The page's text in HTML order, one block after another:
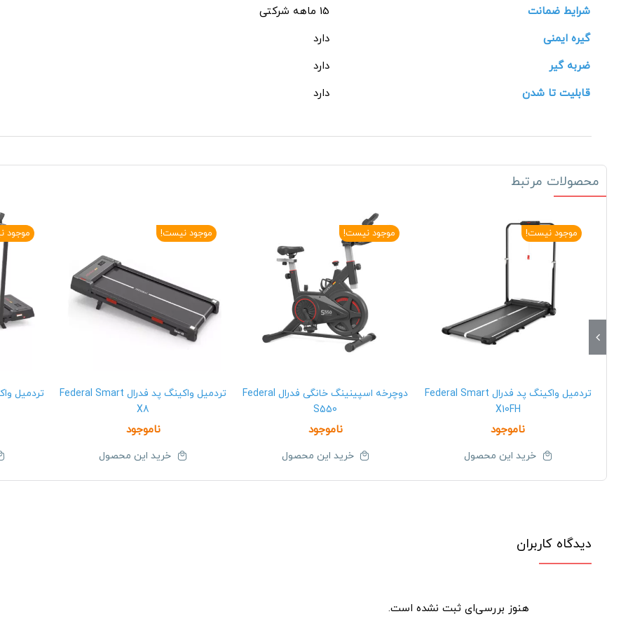
شرایط ضمانت
15 ماهه شرکتی
گیره ایمنی
دارد
ضربه گیر
دارد
قابلیت تا شدن
دارد
محصولات مرتبط
موجود نیست!
تردمیل واکینگ پد فدرال Federal Smart
X10FH
ناموجود
خرید این محصول
موجود نیست!
دوچرخه اسپینینگ خانگی فدرال Federal
S550
ناموجود
خرید این محصول
موجود نیست!
تردمیل واکینگ پد فدرال Federal Smart
X8
ناموجود
خرید این محصول
موجود
دیدگاه کاربران
هنوز بررسی‌ای ثبت نشده است.